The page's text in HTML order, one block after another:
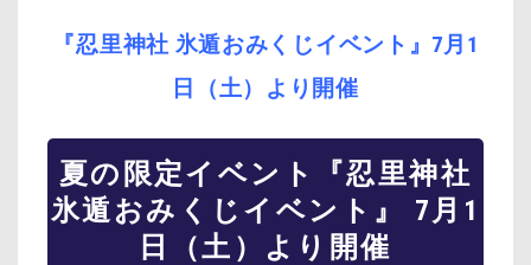
『忍里神社 氷遁おみくじイベント』7月1
日（土）より開催
夏の限定イベント『忍里神社
氷遁おみくじイベント』 7月1
日（土）より開催